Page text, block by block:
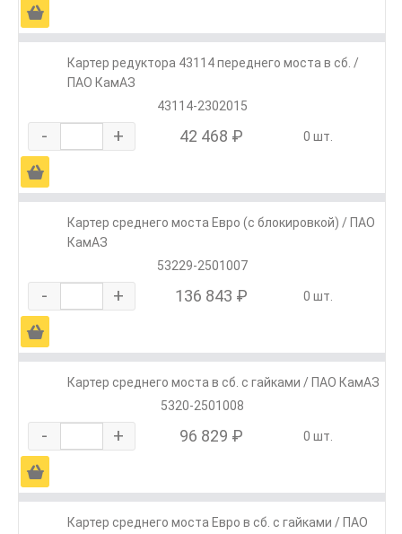
Ä
Картер редуктора 43114 переднего моста в сб. /
ПАО КамАЗ
43114-2302015
- + 42 468 ₽ 0 шт.
Ä
Картер среднего моста Евро (с блокировкой) / ПАО
КамАЗ
53229-2501007
- + 136 843 ₽ 0 шт.
Ä
Картер среднего моста в сб. с гайками / ПАО КамАЗ
5320-2501008
- + 96 829 ₽ 0 шт.
Ä
Картер среднего моста Евро в сб. с гайками / ПАО